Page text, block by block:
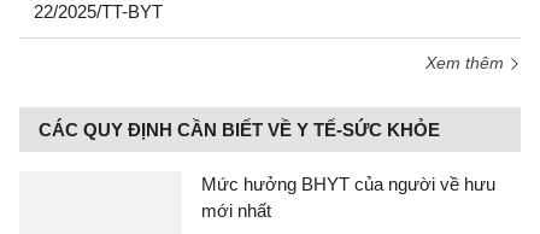
22/2025/TT-BYT
Xem thêm
CÁC QUY ĐỊNH CẦN BIẾT VỀ Y TẾ-SỨC KHỎE
Mức hưởng BHYT của người về hưu
mới nhất